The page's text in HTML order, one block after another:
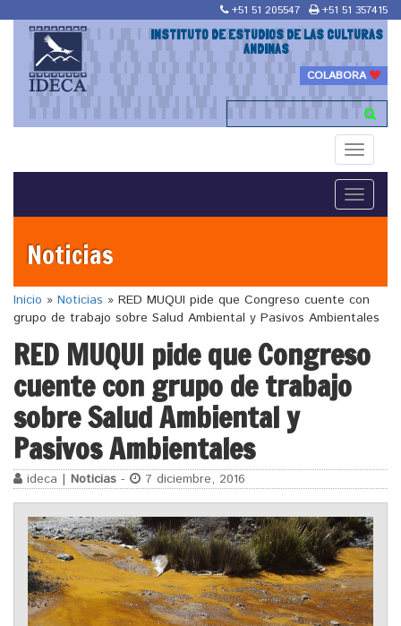
+51 51 205547 +51 51 357415
INSTITUTO DE ESTUDIOS DE LAS CULTURAS
ANDINAS
COLABORA
Toggle
Toggle
Noticias
Inicio » Noticias » RED MUQUI pide que Congreso cuente con
grupo de trabajo sobre Salud Ambiental y Pasivos Ambientales
RED MUQUI pide que Congreso
cuente con grupo de trabajo
sobre Salud Ambiental y
Pasivos Ambientales
ideca | Noticias - 7 diciembre, 2016